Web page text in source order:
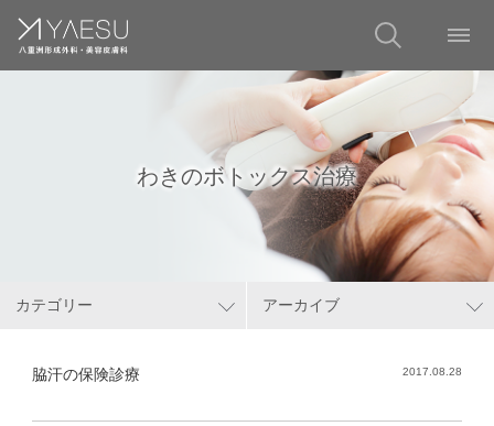
わきのボトックス治療
カテゴリー アーカイブ
脇汗の保険診療 2017.08.28